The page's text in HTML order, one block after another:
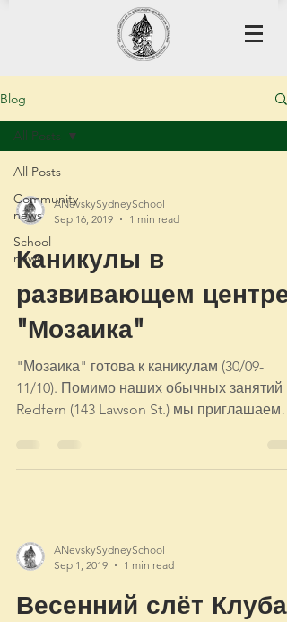
Blog
All Posts
Community
news
School
news
All Posts
ANevskySydneySchool
Sep 16, 2019
1 min read
Каникулы в
развивающем центре
"Мозаика"
"Мозаика" готова к каникулам (30/09-
11/10). Помимо наших обычных занятий в
Redfern (143 Lawson St.) мы приглашаем
ANevskySydneySchool
Sep 1, 2019
1 min read
Весенний слёт Клуба